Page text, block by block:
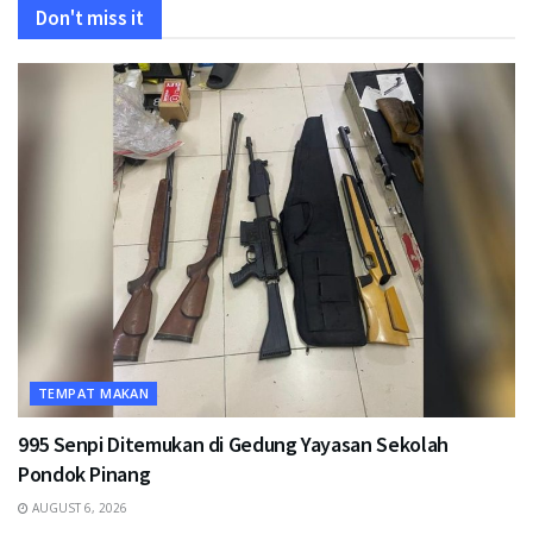
Don't miss it
TEMPAT MAKAN
995 Senpi Ditemukan di Gedung Yayasan Sekolah
Pondok Pinang
AUGUST 6, 2026